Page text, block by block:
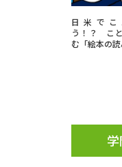
このサイ
日米で
う！？ こ
む「絵本の読